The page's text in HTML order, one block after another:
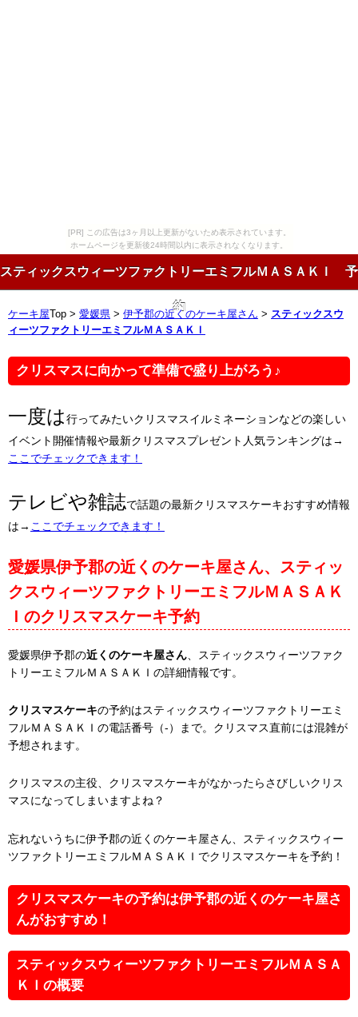
[PR] この広告は3ヶ月以上更新がないため表示されています。
ホームページを更新後24時間以内に表示されなくなります。
スティックスウィーツファクトリーエミフルＭＡＳＡＫＩ 予
約
ケーキ屋 Top > 愛媛県 > 伊予郡の近くのケーキ屋さん > スティックスウ
ィーツファクトリーエミフルＭＡＳＡＫＩ
クリスマスに向かって準備で盛り上がろう♪
一度は行ってみたいクリスマスイルミネーションなどの楽しい
イベント開催情報や最新クリスマスプレゼント人気ランキングは→
ここでチェックできます！
テレビや雑誌で話題の最新クリスマスケーキおすすめ情報
は→ ここでチェックできます！
愛媛県伊予郡の近くのケーキ屋さん、スティッ
クスウィーツファクトリーエミフルＭＡＳＡＫ
Ｉのクリスマスケーキ予約
愛媛県伊予郡の近くのケーキ屋さん 、スティックスウィーツファク
トリーエミフルＭＡＳＡＫＩの詳細情報です。
クリスマスケーキの予約はスティックスウィーツファクトリーエミ
フルＭＡＳＡＫＩの電話番号（-）まで。クリスマス直前には混雑が
予想されます。
クリスマスの主役、クリスマスケーキがなかったらさびしいクリス
マスになってしまいますよね？
忘れないうちに伊予郡の近くのケーキ屋さん、スティックスウィー
ツファクトリーエミフルＭＡＳＡＫＩでクリスマスケーキを予約！
クリスマスケーキの予約は伊予郡の近くのケーキ屋さ
んがおすすめ！
スティックスウィーツファクトリーエミフルＭＡＳＡ
ＫＩの概要